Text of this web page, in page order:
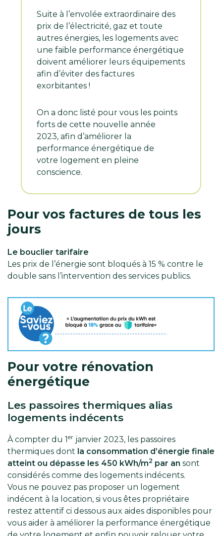
Suite à l’envolée extraordinaire des
prix de l’électricité, gaz et toute
autres énergies, les logements avec
une faible performance énergétique
doivent améliorer leurs équipements
afin d’éviter des factures
exorbitantes !
On a donc listé pour vous les points
forts de cette nouvelle année
2023, afin d’améliorer la
performance énergétique de
votre logement en pleine
conscience.
Pour vos factures de tous les
jours
Le bouclier tarifaire
Les prix de l’énergie sont bloqués à 15 % contre le
double sans l’intervention des services publics.
Pour votre rénovation
énergétique
Les passoires thermiques alias
logements indécents
À compter du 1er janvier 2023, les passoires
thermiques dont la consommation d’énergie finale
atteint ou dépasse les 450 kWh/m2 par an sont
considérés comme des logements indécents.
Vous ne pouvez pas proposer un logement
indécent à la location, si vous êtes propriétaire
restez attentif ci dessous aux aides disponibles pour
vous aider à améliorer la performance énergétique